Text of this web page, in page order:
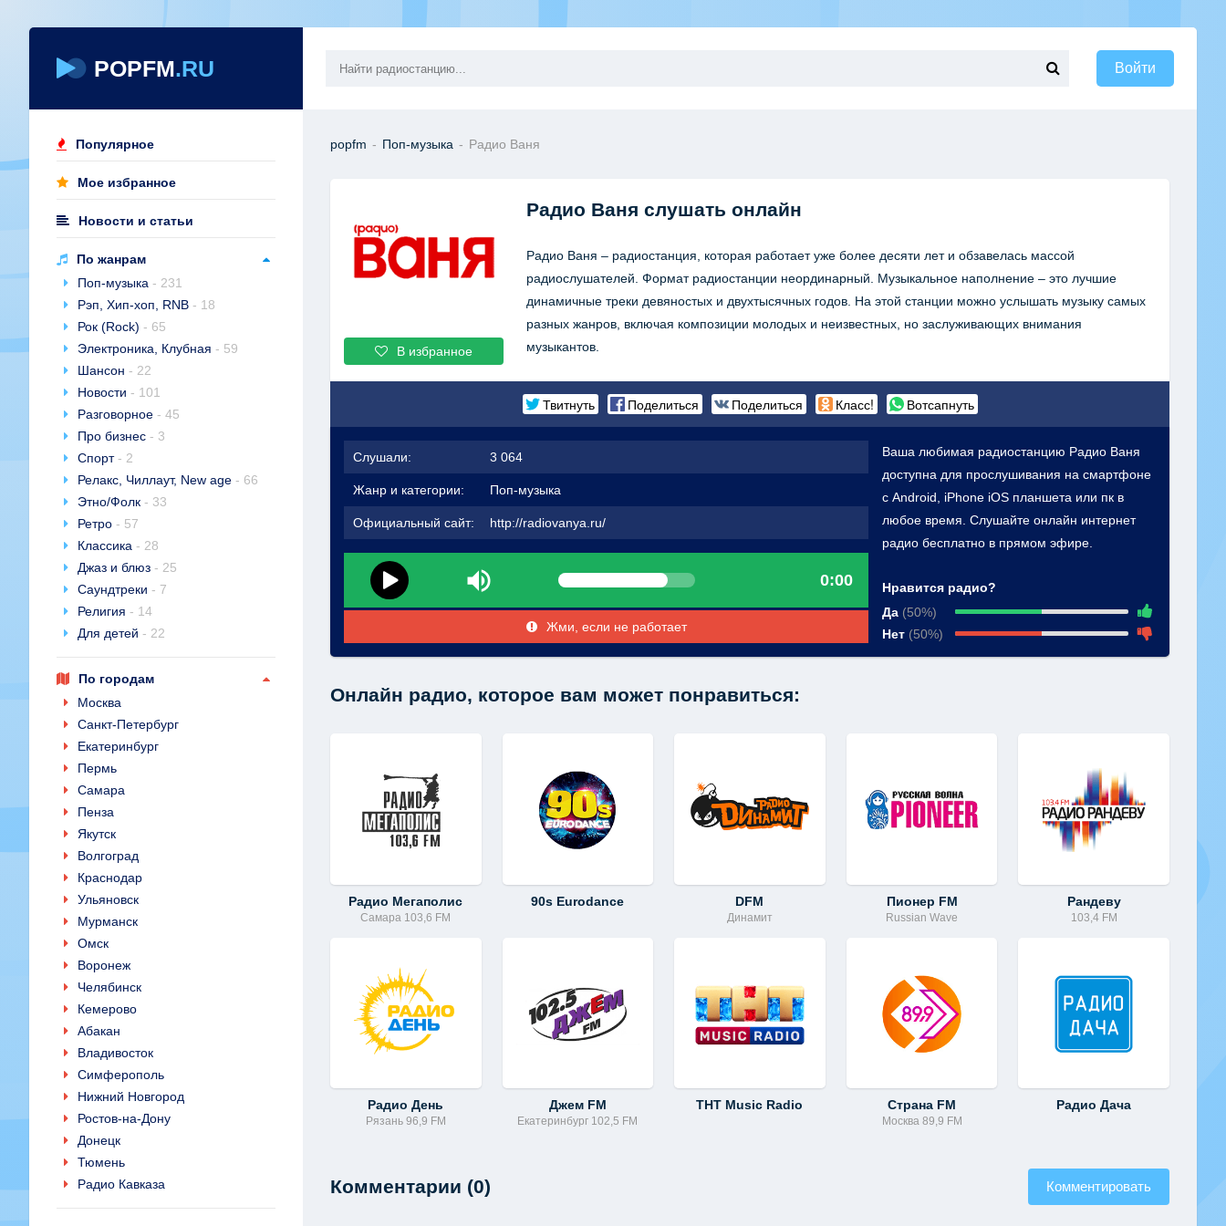
POPFM.RU
Популярное
Мое избранное
Новости и статьи
По жанрам
Поп-музыка - 231
Рэп, Хип-хоп, RNB - 18
Рок (Rock) - 65
Электроника, Клубная - 59
Шансон - 22
Новости - 101
Разговорное - 45
Про бизнес - 3
Спорт- 2
Релакс, Чиллаут, New age - 66
Этно/Фолк - 33
Ретро - 57
Классика - 28
Джаз и блюз - 25
Саундтреки - 7
Религия - 14
Для детей - 22
По городам
Москва
Санкт-Петербург
Екатеринбург
Пермь
Самара
Пенза
Якутск
Волгоград
Краснодар
Ульяновск
Мурманск
Омск
Воронеж
Челябинск
Кемерово
Абакан
Владивосток
Симферополь
Нижний Новгород
Ростов-на-Дону
Донецк
Тюмень
Радио Кавказа
Войти
popfm - Поп-музыка - Радио Ваня
В избранное
Радио Ваня слушать онлайн
Радио Ваня – радиостанция, которая работает уже более десяти лет и обзавелась массой
радиослушателей. Формат радиостанции неординарный. Музыкальное наполнение – это лучшие
динамичные треки девяностых и двухтысячных годов. На этой станции можно услышать музыку самых
разных жанров, включая композиции молодых и неизвестных, но заслуживающих внимания
музыкантов.
Твитнуть Поделиться Поделиться Класс! Вотсапнуть
Слушали: 3 064
Жанр и категории: Поп-музыка
Официальный сайт: http://radiovanya.ru/
0:00
Жми, если не работает
Ваша любимая радиостанцию Радио Ваня
доступна для прослушивания на смартфоне
с Android, iPhone iOS планшета или пк в
любое время. Слушайте онлайн интернет
радио бесплатно в прямом эфире.
Нравится радио?
Да (50%)
Нет (50%)
Онлайн радио, которое вам может понравиться:
Радио Мегаполис
Самара 103,6 FM
90s Eurodance DFM
Динамит
Пионер FM
Russian Wave
Рандеву
103,4 FM
Радио День
Рязань 96,9 FM
Джем FM
Екатеринбург 102,5 FM
ТНТ Music Radio Страна FM
Москва 89,9 FM
Радио Дача
Комментарии (0) Комментировать